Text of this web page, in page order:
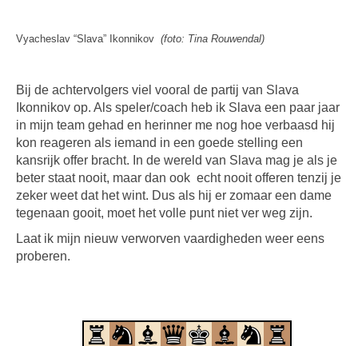
Vyacheslav “Slava” Ikonnikov (foto: Tina Rouwendal)
Bij de achtervolgers viel vooral de partij van Slava
Ikonnikov op. Als speler/coach heb ik Slava een paar jaar
in mijn team gehad en herinner me nog hoe verbaasd hij
kon reageren als iemand in een goede stelling een
kansrijk offer bracht. In de wereld van Slava mag je als je
beter staat nooit, maar dan ook echt nooit offeren tenzij je
zeker weet dat het wint. Dus als hij er zomaar een dame
tegenaan gooit, moet het volle punt niet ver weg zijn.
Laat ik mijn nieuw verworven vaardigheden weer eens
proberen.